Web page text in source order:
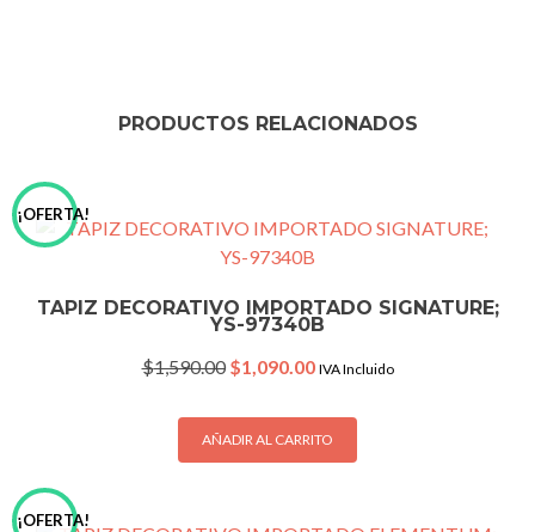
PRODUCTOS RELACIONADOS
¡OFERTA!
TAPIZ DECORATIVO IMPORTADO SIGNATURE;
YS-97340B
$1,590.00 Original
was:
$1,590.00.
$1,090.00Current
is:
$1,090.00.
IVA Incluido
AÑADIR AL CARRITO
¡OFERTA!